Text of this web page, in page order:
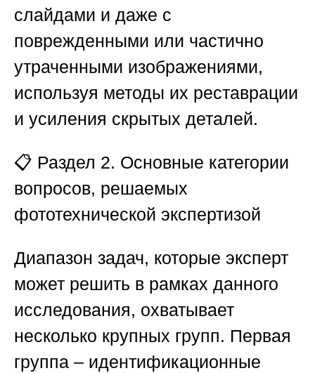
слайдами и даже с
поврежденными или частично
утраченными изображениями,
используя методы их реставрации
и усиления скрытых деталей.
📋 Раздел 2. Основные категории
вопросов, решаемых
фототехнической экспертизой
Диапазон задач, которые эксперт
может решить в рамках данного
исследования, охватывает
несколько крупных групп. Первая
группа – идентификационные